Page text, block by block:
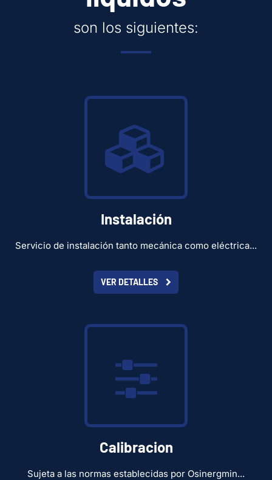
son los siguientes:
Instalación
Servicio de instalación tanto mecánica como eléctrica...
VER DETALLES
Calibracion
Sujeta a las normas establecidas por Osinergmin...